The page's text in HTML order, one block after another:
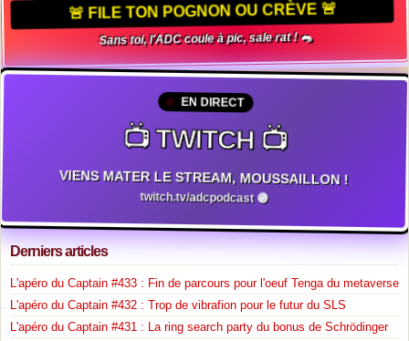
🚨 FILE TON POGNON OU CRÈVE 🚨
Sans toi, l'ADC coule à pic, sale rat ! 🐀
EN DIRECT
📺 TWITCH 📺
VIENS MATER LE STREAM, MOUSSAILLON !
twitch.tv/adcpodcast 🟣
Derniers articles
L'apéro du Captain #433 : Fin de parcours pour l'oeuf Tenga du metaverse
L'apéro du Captain #432 : Trop de vibrafion pour le futur du SLS
L'apéro du Captain #431 : La ring search party du bonus de Schrödinger